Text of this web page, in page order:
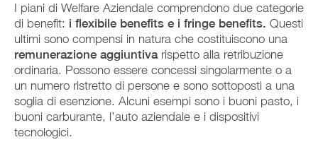
I piani di Welfare Aziendale comprendono due categorie
di benefit: i flexibile benefits e i fringe benefits. Questi
ultimi sono compensi in natura che costituiscono una
remunerazione aggiuntivarispetto alla retribuzione
ordinaria. Possono essere concessi singolarmente o a
un numero ristretto di persone e sono sottoposti a una
soglia di esenzione. Alcuni esempi sono i buoni pasto, i
buoni carburante, l’auto aziendale e i dispositivi
tecnologici.